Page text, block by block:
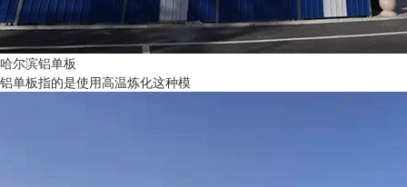
哈尔滨铝单板
铝单板指的是使用高温炼化这种模